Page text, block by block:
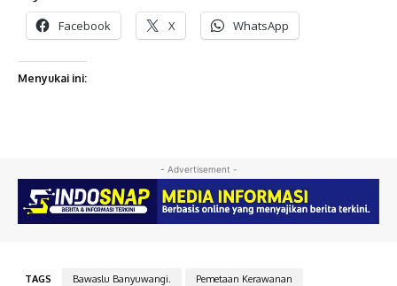
Facebook X WhatsApp
Menyukai ini:
- Advertisement -
TAGS Bawaslu Banyuwangi.
Pemetaan Kerawanan